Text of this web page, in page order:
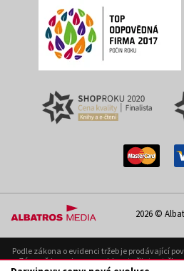
2026 ©
Podle zákona o evidenci tržeb je prodávající
Zároveň je povinen zaevidovat přijatou tržbu